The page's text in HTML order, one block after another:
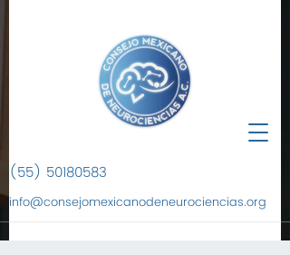
info@consejomexicanodeneurociencias.org
(55) 50180583